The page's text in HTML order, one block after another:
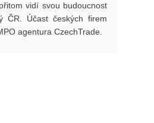
vidí svou budoucnost
ČR. Účast českých firem
agentura CzechTrade.